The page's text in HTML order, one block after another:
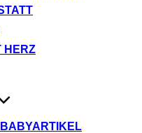
HERZ